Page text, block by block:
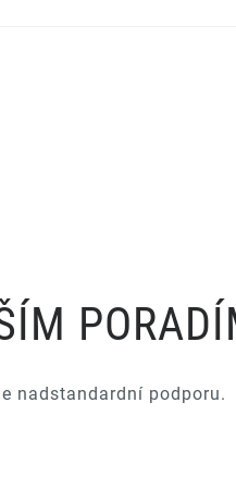
nadstandardní podporu.